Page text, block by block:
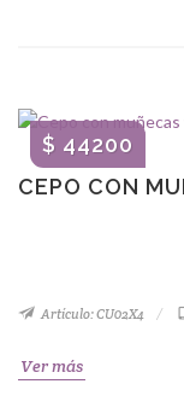
CEPO CON
$ 44200
Artículo: CU02X4
Ver más